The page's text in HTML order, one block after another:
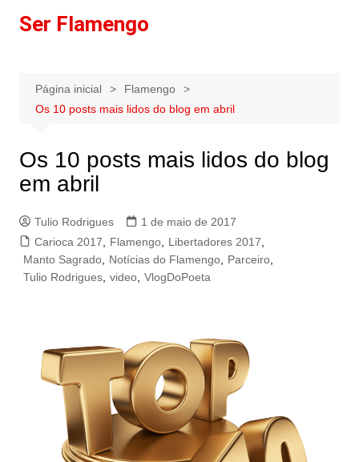
paraSer Flamengo
Página inicial
Flamengo
Os 10 posts mais lidos do blog em abril
Os 10 posts mais lidos do blog
em abril
Tulio Rodrigues
1 de maio de 2017
Carioca 2017
Flamengo, Libertadores 2017
Manto Sagrado, Notícias do Flamengo, Parceiro,
Tulio Rodrigues, video, VlogDoPoeta